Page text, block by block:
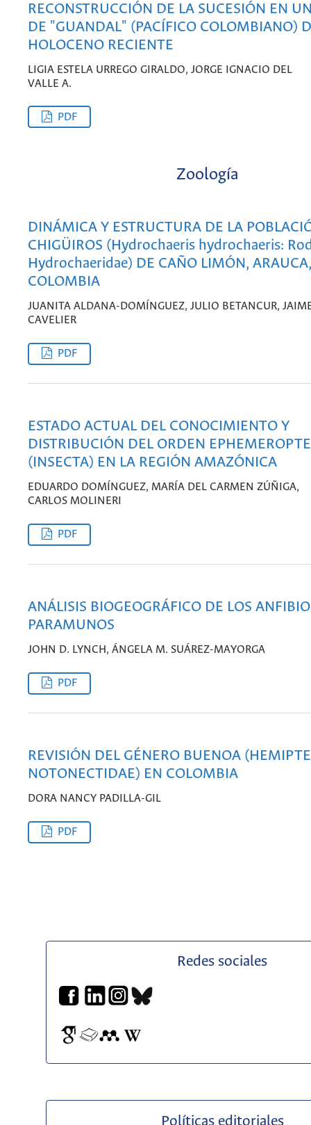
RECONSTRUCCIÓN DE LA SUCESIÓN EN
DE "GUANDAL" (PACÍFICO COLOMBIANO)
HOLOCENO RECIENTE
LIGIA ESTELA URREGO GIRALDO, JORGE IGNACIO DEL
VALLE A.
PDF
Zoología
DINÁMICA Y ESTRUCTURA DE LA
CHIGÜIROS (Hydrochaeris hydrochaeris:
Hydrochaeridae) DE CAÑO LIMÓN, ARAUCA,
COLOMBIA
JUANITA ALDANA-DOMÍNGUEZ, JULIO BETANCUR,
CAVELIER
PDF
ESTADO ACTUAL DEL CONOCIMIENTO Y
DISTRIBUCIÓN DEL ORDEN
(INSECTA) EN LA REGIÓN AMAZÓNICA
EDUARDO DOMÍNGUEZ, MARÍA DEL CARMEN ZÚÑIGA,
CARLOS MOLINERI
PDF
ANÁLISIS BIOGEOGRÁFICO DE LOS
PARAMUNOS
JOHN D. LYNCH, ÁNGELA M. SUÁREZ-MAYORGA
PDF
REVISIÓN DEL GÉNERO BUENOA
NOTONECTIDAE) EN COLOMBIA
DORA NANCY PADILLA-GIL
PDF
Redes sociales
Políticas editoriales